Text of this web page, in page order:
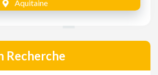
Aquitaine
Recherche